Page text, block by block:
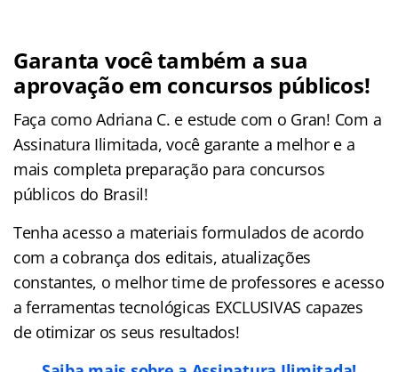
Garanta você também a sua
aprovação em concursos públicos!
Faça como Adriana C. e estude com o Gran! Com a
Assinatura Ilimitada, você garante a melhor e a
mais completa preparação para concursos
públicos do Brasil!
Tenha acesso a materiais formulados de acordo
com a cobrança dos editais, atualizações
constantes, o melhor time de professores e acesso
a ferramentas tecnológicas EXCLUSIVAS capazes
de otimizar os seus resultados!